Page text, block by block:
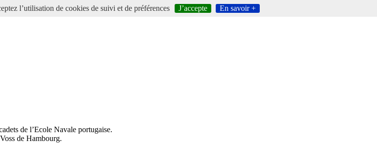
l’utilisation de cookies de suivi et de préférences J’accepte En savoir +
de l’Ecole Navale portugaise.
de Hambourg.